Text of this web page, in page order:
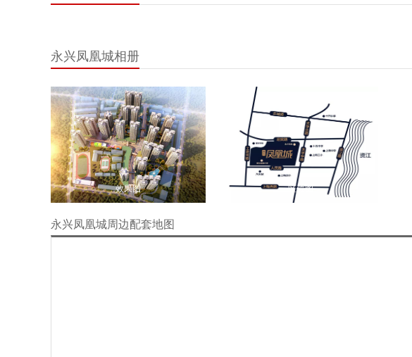
永兴凤凰城相册
效果图 区位图
永兴凤凰城周边配套地图